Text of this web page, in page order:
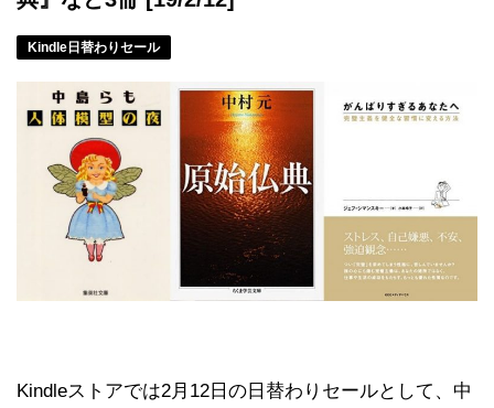
Kindle日替わりセール
Kindleストアでは2月12日の日替わりセールとして、中